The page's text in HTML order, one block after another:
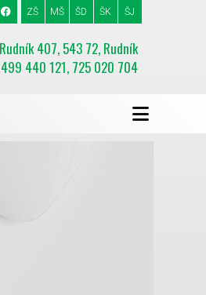
Rudník 407, 543 72, Rudník
440 121, 725 020 704
ZŠ MŠ ŠD ŠK ŠJ